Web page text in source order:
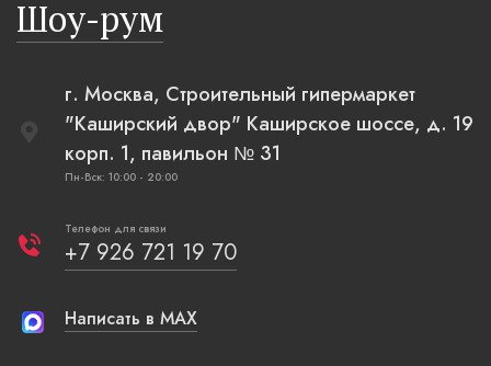
Шоу-рум
г. Москва, Строительный гипермаркет
"Каширский двор" Каширское шоссе, д. 19
корп. 1, павильон № 31
Пн-Вск: 10:00 - 20:00
Телефон для связи
+7 926 721 19 70
Написать в MAX